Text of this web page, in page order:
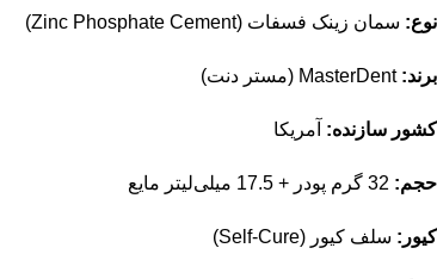
نوع: سمان زینک فسفات (Zinc Phosphate Cement)
برند: MasterDent (مستر دنت)
کشور سازنده: آمریکا
حجم:
کیور: سلف کیور (Self-Cure)